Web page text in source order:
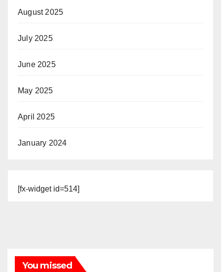
August 2025
July 2025
June 2025
May 2025
April 2025
January 2024
[fx-widget id=514]
You missed